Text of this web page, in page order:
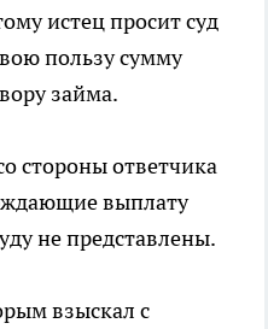
истец просит суд
пользу сумму
займа.
стороны ответчика
выплату
не представлены.
взыскал с